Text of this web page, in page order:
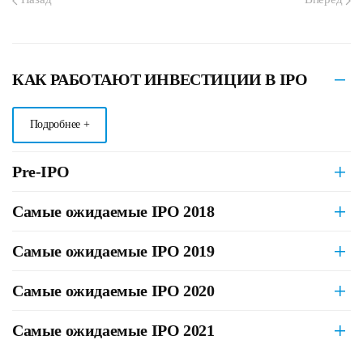
КАК РАБОТАЮТ ИНВЕСТИЦИИ В IPO
Подробнее +
Pre-IPO
Самые ожидаемые IPO 2018
Самые ожидаемые IPO 2019
Самые ожидаемые IPO 2020
Самые ожидаемые IPO 2021